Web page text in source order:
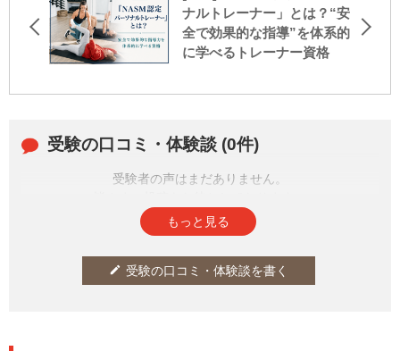
ナルトレーナー」とは？“安
全で効果的な指導”を体系的
に学べるトレーナー資格
受験の口コミ・体験談 (0件)
受験者の声はまだありません。
もっと見る
edit 受験の口コミ・体験談を書く